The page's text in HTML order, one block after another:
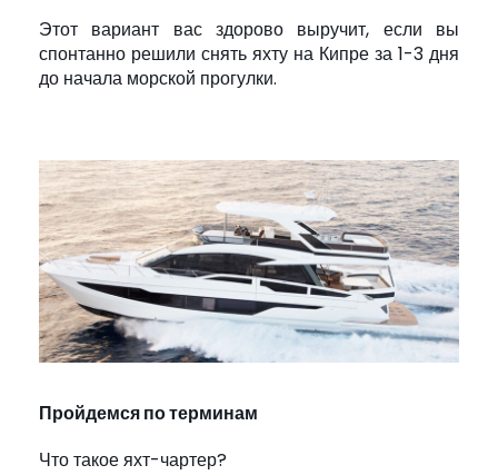
Этот вариант вас здорово выручит, если вы
спонтанно решили снять яхту на Кипре за 1-3 дня
до начала морской прогулки.
Пройдемся по терминам
Что такое яхт-чартер?